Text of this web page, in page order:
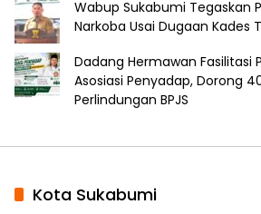
Wabup Sukabumi Tegaskan
Narkoba Usai Dugaan Kades
Dadang Hermawan Fasilitasi
Asosiasi Penyadap, Dorong
Perlindungan BPJS
Kota Sukabumi